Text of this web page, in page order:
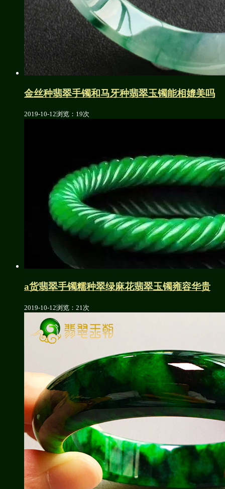
金丝种翡翠手镯和马牙种翡翠玉镯能相媲美吗
2019-10-12浏览：19次
a货翡翠手镯糯种翠绿麻花翡翠玉镯雍容华贵
2019-10-12浏览：21次